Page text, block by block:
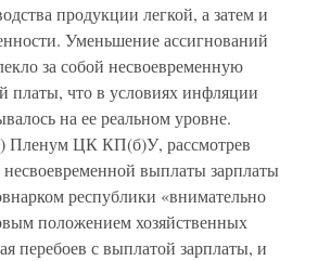
продукции легкой, а затем и
Уменьшение ассигнований
за собой несвоевременную
платы, что в условиях инфляции
на ее реальном уровне.
Пленум ЦК КП(б)У, рассмотрев
выплаты зарплаты
республики «внимательно
положением хозяйственных
перебоев с выплатой зарплаты, и